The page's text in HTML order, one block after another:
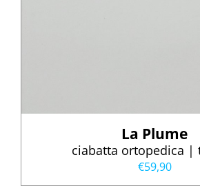
La Plume
ciabatta ortopedica |
€59,90